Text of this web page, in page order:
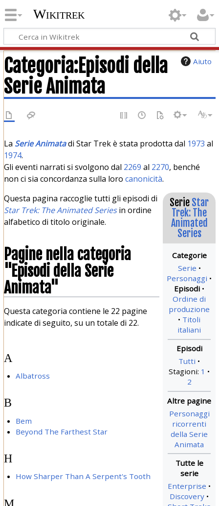
Wikitrek
Aiuto
Categoria:Episodi della
Serie Animata
La Serie Animatadi Star Trek è stata prodotta dal 1973 al
1974.
Gli eventi narrati si svolgono dal 2269 al 2270, benché
non ci sia concordanza sulla loro canonicità.
Serie Star
Trek: The
Animated
Series
Serie
Personaggi
Episodi
Ordine di
produzione
Titoli
italiani
Tutti
Stagioni: 1
2
Personaggi
ricorrenti
della Serie
Animata
Enterprise
Discovery
Questa pagina raccoglie tutti gli episodi di
Star Trek: The Animated Seriesin ordine
alfabetico di titolo originale.
Pagine nella categoria
"Episodi della Serie
Animata"
Questa categoria contiene le 22 pagine
indicate di seguito, su un totale di 22.
A
Albatross
B
Bem
Beyond The Farthest Star
H
How Sharper Than A Serpent's Tooth
M